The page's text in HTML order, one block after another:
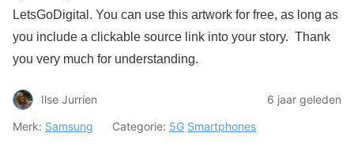
LetsGoDigital. You can use this artwork for free, as long as
you include a clickable source link into your story. Thank
you very much for understanding.
Ilse Jurrien
6 jaar geleden
Merk: Samsung Categorie: 5G Smartphones